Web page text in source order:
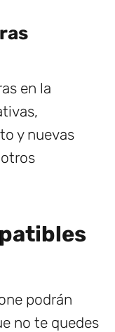
en la
y nuevas
podrán
no te quedes